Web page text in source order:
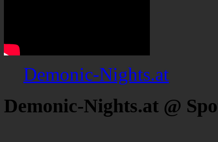
Demonic-Nights.at
Demonic-Nights.at @